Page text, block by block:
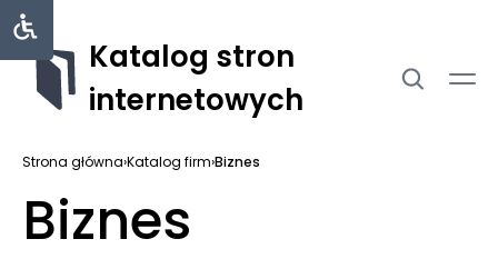
Katalog stron
internetowych
Strona główna›Katalog firm›Biznes
Biznes